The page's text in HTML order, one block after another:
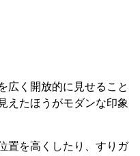
広く開放的に見せること
えたほうがモダンな印象
置を高くしたり、すりガ